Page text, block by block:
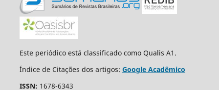
Este periódico está classificado como Qualis A1.
Índice de Citações dos artigos: Google Acadêmico
ISSN: 1678-6343